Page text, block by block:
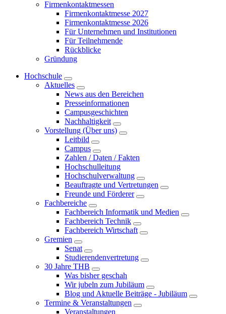
Firmenkontaktmessen
Firmenkontaktmesse 2027
Firmenkontaktmesse 2026
Für Unternehmen und Institutionen
Für Teilnehmende
Rückblicke
Gründung
Hochschule
Aktuelles
News aus den Bereichen
Presseinformationen
Campusgeschichten
Nachhaltigkeit
Vorstellung (Über uns)
Leitbild
Campus
Zahlen / Daten / Fakten
Hochschulleitung
Hochschulverwaltung
Beauftragte und Vertretungen
Freunde und Förderer
Fachbereiche
Fachbereich Informatik und Medien
Fachbereich Technik
Fachbereich Wirtschaft
Gremien
Senat
Studierendenvertretung
30 Jahre THB
Was bisher geschah
Wir jubeln zum Jubiläum
Blog und Aktuelle Beiträge - Jubiläum
Termine & Veranstaltungen
Veranstaltungen